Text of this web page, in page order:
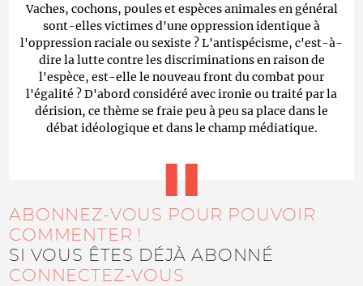
Vaches, cochons, poules et espèces animales en général
sont-elles victimes d'une oppression identique à
l'oppression raciale ou sexiste ? L'antispécisme, c'est-à-
dire la lutte contre les discriminations en raison de
l'espèce, est-elle le nouveau front du combat pour
l'égalité ? D'abord considéré avec ironie ou traité par la
dérision, ce thème se fraie peu à peu sa place dans le
débat idéologique et dans le champ médiatique.
ABONNEZ-VOUS POUR POUVOIR
COMMENTER !
SI VOUS ÊTES DÉJÀ ABONNÉ
CONNECTEZ-VOUS